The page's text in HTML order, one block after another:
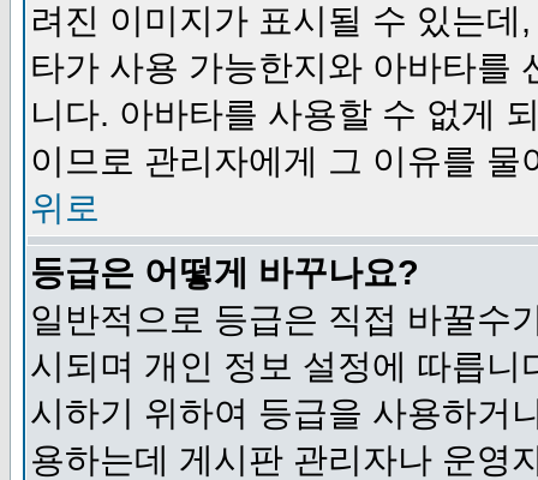
려진 이미지가 표시될 수 있는
타가 사용 가능한지와 아바타를
니다. 아바타를 사용할 수 없게
이므로 관리자에게 그 이유를 물
위로
등급은 어떻게 바꾸나요?
일반적으로 등급은 직접 바꿀수
시되며 개인 정보 설정에 따릅
시하기 위하여 등급을 사용하거
용하는데 게시판 관리자나 운영